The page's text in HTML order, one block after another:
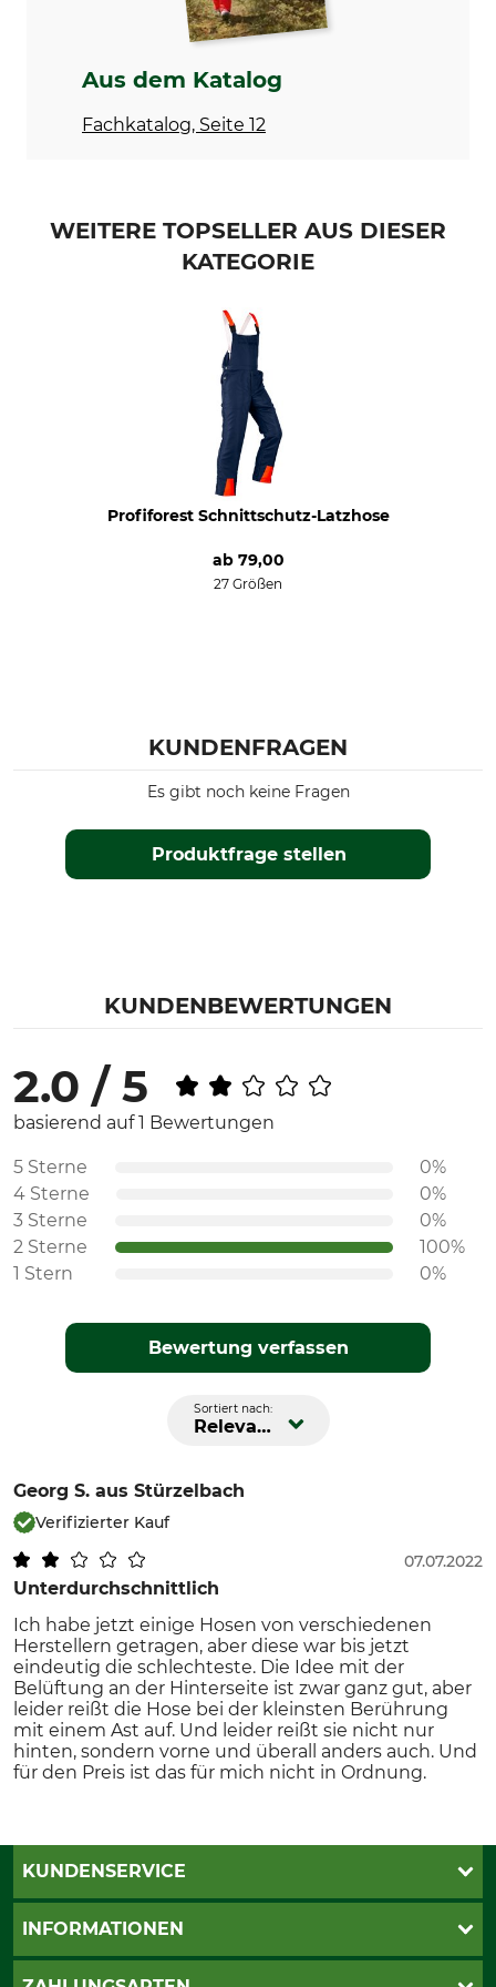
100% Polyamid
88% Polyester
100% Polyester
45% Polyethylenterephthalat
20% Polyethylen
Bleichen
Nicht bleichen
Nicht im Wäschetrockner
Bügeln
Bügeln bis 110 °C
Professionelle Textilpflege
Jahreszeit
Sommer
Farbe
Aus dem Katalog
Fachkatalog, Seite 12
WEITERE TOPSELLER AUS DIESER
KATEGORIE
Profiforest Schnittschutz-Latzhose
ab 79,00
27 Größen
KUNDENFRAGEN
Produktfrage stellen
Es gibt noch keine Fragen
KUNDENBEWERTUNGEN
2.0 / 5
basierend auf 1 Bewertungen
5 Sterne
0%
4 Sterne
0%
3 Sterne
0%
2 Sterne
100%
1 Stern
0%
Bewertung verfassen
Sortiert nach:
Relevanz
Georg S. aus Stürzelbach
Verifizierter Kauf
Unterdurchschnittlich
07.07.2022
Ich habe jetzt einige Hosen von verschiedenen
Herstellern getragen, aber diese war bis jetzt
eindeutig die schlechteste. Die Idee mit der
Belüftung an der Hinterseite ist zwar ganz gut, aber
leider reißt die Hose bei der kleinsten Berührung
mit einem Ast auf. Und leider reißt sie nicht nur
hinten, sondern vorne und überall anders auch. Und
für den Preis ist das für mich nicht in Ordnung.
KUNDENSERVICE
Live-Shopping
INFORMATIONEN
AGB